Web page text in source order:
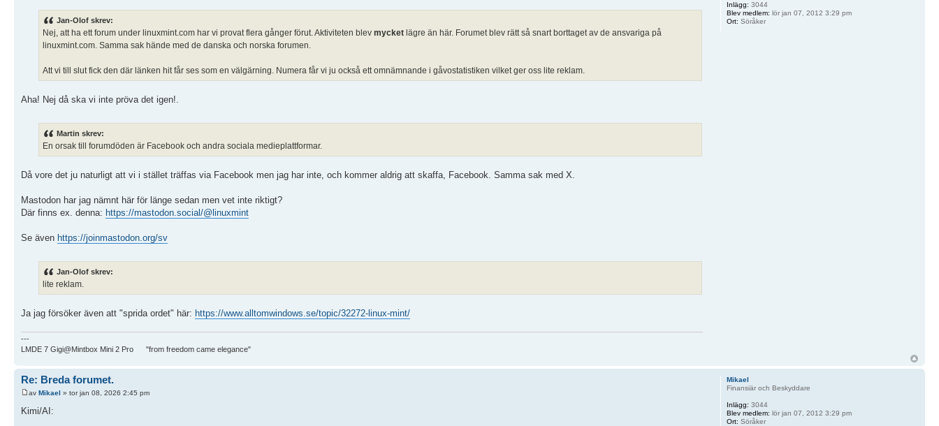
Jan-Olof skrev:
Nej, att ha ett forum under linuxmint.com har vi provat flera gånger förut. Aktiviteten blev mycket lägre än här. Forumet blev rätt så snart borttaget av de ansvariga på
linuxmint.com. Samma sak hände med de danska och norska forumen.
Att vi till slut fick den där länken hit får ses som en välgärning. Numera får vi ju också ett omnämnande i gåvostatistiken vilket ger oss lite reklam.
Aha! Nej då ska vi inte pröva det igen!.
Martin skrev:
En orsak till forumdöden är Facebook och andra sociala medieplattformar.
Då vore det ju naturligt att vi i stället träffas via Facebook men jag har inte, och kommer aldrig att skaffa, Facebook. Samma sak med X.
Mastodon har jag nämnt här för länge sedan men vet inte riktigt?
Där finns ex. denna: https://mastodon.social/@linuxmint
Se även https://joinmastodon.org/sv
Jan-Olof skrev:
lite reklam.
Ja jag försöker även att "sprida ordet" här: https://www.alltomwindows.se/topic/32272-linux-mint/
---
LMDE 7 Gigi@Mintbox Mini 2 Pro "from freedom came elegance"
Inlägg: 3044
Blev medlem: lör jan 07, 2012 3:29 pm
Ort: Söråker
Re: Breda forumet.
av Mikael » tor jan 08, 2026 2:45 pm
Kimi/AI:
Mikael
Finansiär och Beskyddare
Inlägg: 3044
Blev medlem: lör jan 07, 2012 3:29 pm
Ort: Söråker